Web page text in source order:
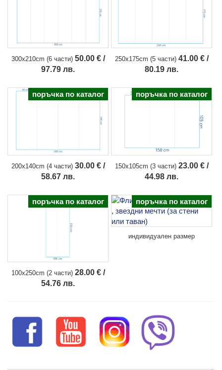
300x210cm (6 части) 50.00 € /
97.79 лв.
250x175cm (5 части) 41.00 € /
80.19 лв.
поръчка по каталог
200x140cm (4 части) 30.00 € /
58.67 лв.
поръчка по каталог
150x105cm (3 части) 23.00 € /
44.98 лв.
поръчка по каталог
100x250cm (2 части) 28.00 € /
54.76 лв.
поръчка по каталог
индивидуален размер